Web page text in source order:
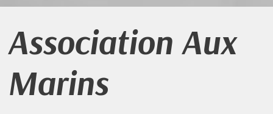
Association Aux
Marins